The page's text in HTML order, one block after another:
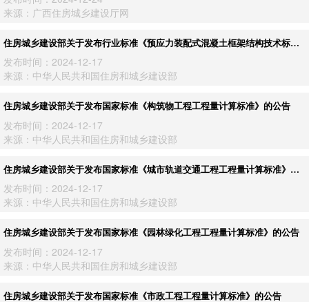
来源：广西住房城乡建设厅网
住房城乡建设部关于发布行业标准《预应力装配式混凝土框架结构技术标
发布时间：2024-12-17
来源：中华人民共和国住房和城乡建设部
住房城乡建设部关于发布国家标准《构筑物工程工程量计算标准》的公告
发布时间：2024-12-17
来源：中华人民共和国住房和城乡建设部
住房城乡建设部关于发布国家标准《城市轨道交通工程工程量计算标准》的
发布时间：2024-12-17
来源：中华人民共和国住房和城乡建设部
住房城乡建设部关于发布国家标准《园林绿化工程工程量计算标准》的公告
发布时间：2024-12-17
来源：中华人民共和国住房和城乡建设部
住房城乡建设部关于发布国家标准《市政工程工程量计算标准》的公告